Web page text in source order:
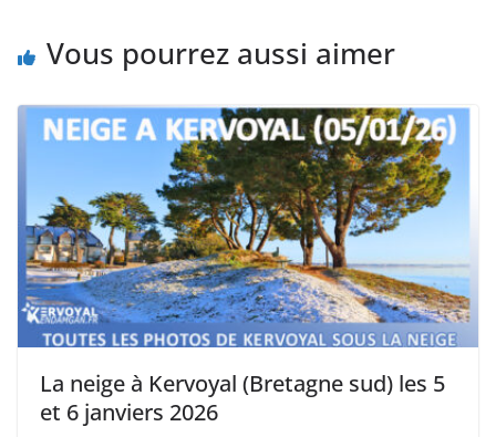
Vous pourrez aussi aimer
La neige à Kervoyal (Bretagne sud) les 5
et 6 janviers 2026